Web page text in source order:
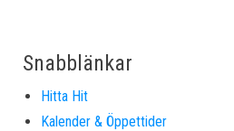
Snabblänkar
Hitta Hit
Kalender & Öppettider